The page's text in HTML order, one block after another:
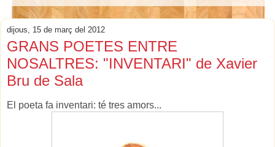
dijous, 15 de març del 2012
GRANS POETES ENTRE
NOSALTRES: "INVENTARI" de Xavier
Bru de Sala
El poeta fa inventari: té tres amors...